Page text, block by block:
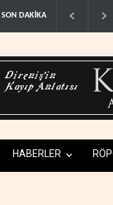
SON DAKİKA
ithalatını 40 yıl sonra i..
HABERLER